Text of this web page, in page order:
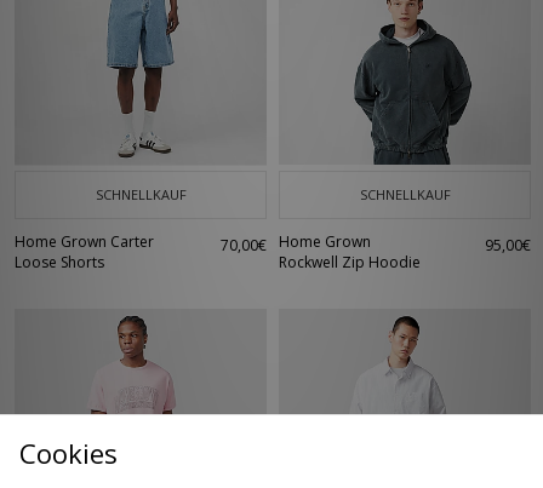
SCHNELLKAUF
Home Grown Carter
Loose Shorts
70,00€
SCHNELLKAUF
Home Grown
Rockwell Zip Hoodie
95,00€
Cookies